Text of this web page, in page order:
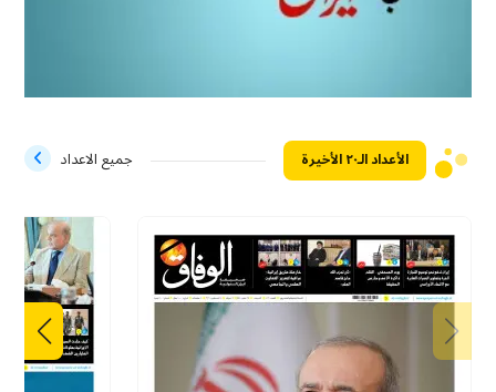
الأعداد الـ۲۰ الأخيرة جميع الاعداد